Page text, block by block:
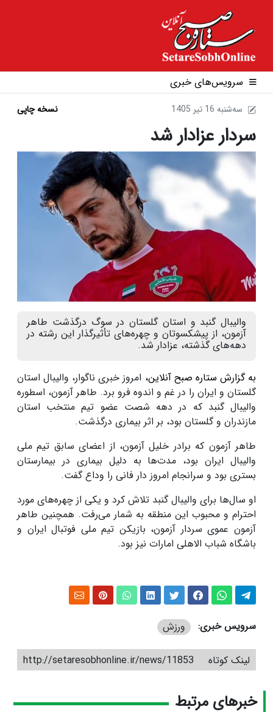
سرویس‌های خبری
1405 سه‌شنبه 16 تير نسخه چاپی
سردار عزادار شد
والیبال گنبد و استان گلستان در سوگ درگذشت طاهر
آزمون، از پیشکسوتان و چهره‌های تأثیرگذار این رشته در
دهه‌های گذشته، عزادار شد.
به گزارش ستاره صبح آنلاین، امروز خبری ناگوار، والیبال استان
گلستان و ایران را در غم و اندوه فرو برد. طاهر آزمون، اسطوره
والیبال گنبد که در دهه شصت عضو تیم منتخب استان
مازندران و گلستان بود، بر اثر بیماری درگذشت.
طاهر آزمون که برادر خلیل آزمون، از اعضای سابق تیم ملی
والیبال ایران بود، مدت‌ها به دلیل بیماری در بیمارستان
بستری بود و سرانجام امروز دار فانی را وداع گفت.
او سال‌ها برای والیبال گنبد تلاش کرد و یکی از چهره‌های مورد
احترام و محبوب این منطقه به شمار می‌رفت. همچنین طاهر
آزمون عموی سردار آزمون، بازیکن تیم ملی فوتبال ایران و
باشگاه شباب الاهلی امارات نیز بود.
سرویس خبری: ورزش
لینک کوتاه http://setaresobhonline.ir/news/11853
خبرهای مرتبط